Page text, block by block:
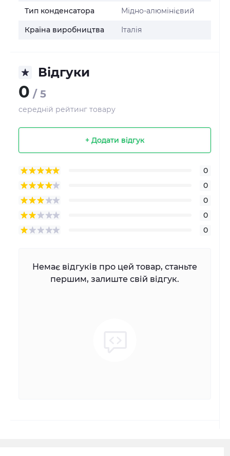
Тип конденсатора Мідно-алюмінієвий
Країна виробництва Італія
Відгуки
0 / 5
середній рейтинг товару
+ Додати відгук
0
0
0
0
0
Немає відгуків про цей товар, станьте
першим, залиште свій відгук.